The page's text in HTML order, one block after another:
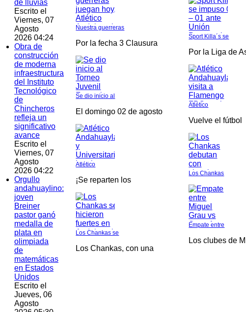
de lluvias
Escrito el
Viernes, 07
Agosto
2026 04:24
Obra de
construcción
de moderna
infraestructura
del Instituto
Tecnológico
de
Chincheros
refleja un
significativo
avance
Escrito el
Viernes, 07
Agosto
2026 04:22
Orgullo
andahuaylino:
joven
Breiner
pastor ganó
medalla de
plata en
olimpiada
de
matemáticas
en Estados
Unidos
Escrito el
Jueves, 06
Agosto
Nuestra guerreras
Por la fecha 3 Clausura
Se dio inicio al
El domingo 02 de agosto
Atlético
¡Se reparten los
Los Chankas se
Los Chankas, con una
Sport Killa´s se
Por la Liga de
Atlético
Vuelve el fútbol
Los Chankas
Empate entre
Los clubes de